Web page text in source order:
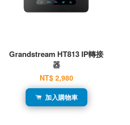
Grandstream HT813 IP轉接
器
NT$ 2,980
加入購物車